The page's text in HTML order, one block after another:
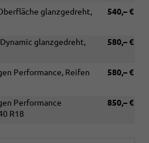
17-
Leichtmetallfelgen
Dynamic,
17"
glanzgedreht,
540,– €
glanzgedreht,
580,– €
glanzgedreht,
580,– €
Performance, Reifen
850,– €
Performance
R18